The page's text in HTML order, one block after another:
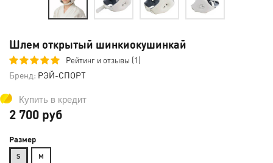
Шлем открытый шинкиокушинкай
Рейтинг и отзывы (1)
Бренд: РЭЙ-СПОРТ
Купить в кредит
2 700 руб
Размер
S М